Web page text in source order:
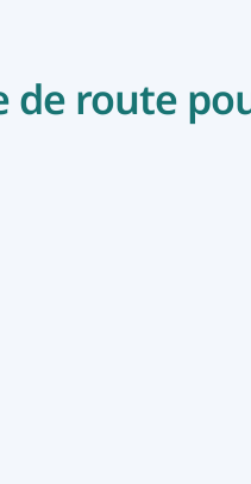
de route